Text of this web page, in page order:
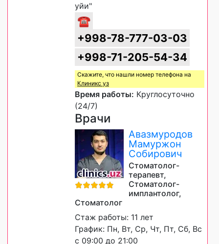
уйи"
☎
+998-78-777-03-03
+998-71-205-54-34
Скажите, что нашли номер телефона на
Клиникс уз
Время работы: Круглосуточно
(24/7)
Врачи
Авазмуродов
Мамуржон
Собирович
Стоматолог-
терапевт,
Стоматолог-
имплантолог,
Стоматолог
Стаж работы: 11 лет
График: Пн, Вт, Ср, Чт, Пт, Сб, Вс
с 09:00 до 21:00